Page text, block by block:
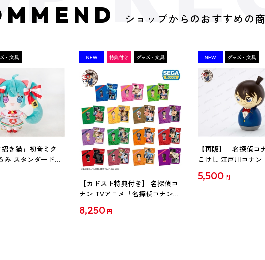
ショップからのおすすめの
招き猫」初音ミク
み スタンダード
【カドスト特典付き】 名探偵コ
ナン TVアニメ「名探偵コナン」
【1BOX】
8,250 円
【再販】「名探偵コ
こけし 江戸川コナン
5,500 円